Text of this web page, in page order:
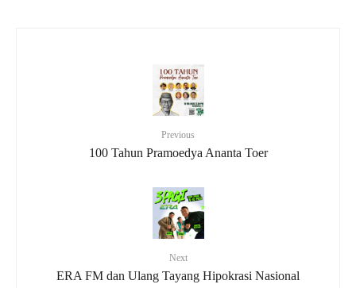
Previous
100 Tahun Pramoedya Ananta Toer
Next
ERA FM dan Ulang Tayang Hipokrasi Nasional